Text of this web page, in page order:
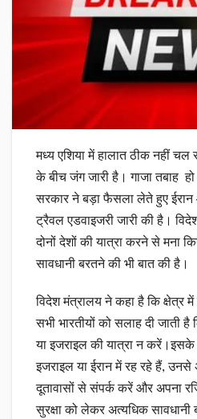
मध्य एशिया में हालात ठीक नहीं चल
के बीच जंग जारी है। गाजा तबाह
सरकार ने बड़ा फैसला लेते हुए
ट्रैवल एडवाइजरी जारी की है।
दोनों देशों की यात्रा करने से मना
सावधानी बरतने की भी बात की है।
विदेश मंत्रालय ने कहा है कि क्षेत्र
सभी भारतीयों को सलाह दी जाती
या इजराइल की यात्रा न
इजराइल या ईरान में रह रहे हैं, उनसे
दूतावासों से संपर्क करें और अपना
सुरक्षा को लेकर अत्यधिक